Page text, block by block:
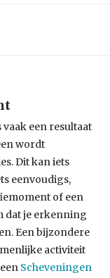
vaak een resultaat
wordt
Dit kan iets
eenvoudigs,
of een
dat je erkenning
Een bijzondere
activiteit
Scheveningen